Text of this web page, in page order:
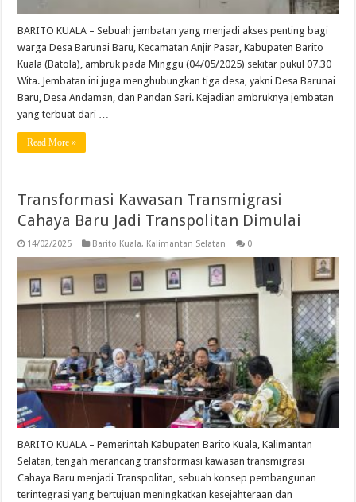
BARITO KUALA – Sebuah jembatan yang menjadi akses penting bagi
warga Desa Barunai Baru, Kecamatan Anjir Pasar, Kabupaten Barito
Kuala (Batola), ambruk pada Minggu (04/05/2025) sekitar pukul 07.30
Wita. Jembatan ini juga menghubungkan tiga desa, yakni Desa Barunai
Baru, Desa Andaman, dan Pandan Sari. Kejadian ambruknya jembatan
yang terbuat dari …
Read More »
Transformasi Kawasan Transmigrasi
Cahaya Baru Jadi Transpolitan Dimulai
14/02/2025 Barito Kuala, Kalimantan Selatan 0
BARITO KUALA – Pemerintah Kabupaten Barito Kuala, Kalimantan
Selatan, tengah merancang transformasi kawasan transmigrasi
Cahaya Baru menjadi Transpolitan, sebuah konsep pembangunan
terintegrasi yang bertujuan meningkatkan kesejahteraan dan